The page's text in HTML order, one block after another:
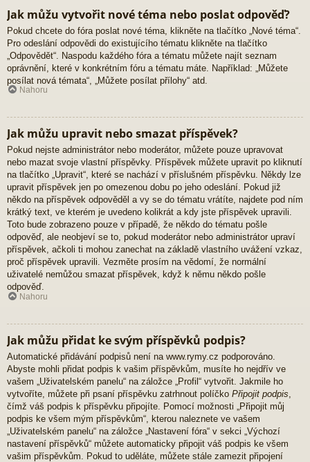
Jak můžu vytvořit nové téma nebo poslat odpověď?
Pokud chcete do fóra poslat nové téma, klikněte na tlačítko „Nové téma“.
Pro odeslání odpovědi do existujícího tématu klikněte na tlačítko
„Odpovědět“. Naspodu každého fóra a tématu můžete najít seznam
oprávnění, které v konkrétním fóru a tématu máte. Například: „Můžete
posílat nová témata“, „Můžete posílat přílohy“ atd.
Nahoru
Jak můžu upravit nebo smazat příspěvek?
Pokud nejste administrátor nebo moderátor, můžete pouze upravovat
nebo mazat svoje vlastní příspěvky. Příspěvek můžete upravit po kliknutí
na tlačítko „Upravit“, které se nachází v příslušném příspěvku. Někdy lze
upravit příspěvek jen po omezenou dobu po jeho odeslání. Pokud již
někdo na příspěvek odpověděl a vy se do tématu vrátíte, najdete pod ním
krátký text, ve kterém je uvedeno kolikrát a kdy jste příspěvek upravili.
Toto bude zobrazeno pouze v případě, že někdo do tématu pošle
odpověď, ale neobjeví se to, pokud moderátor nebo administrátor upraví
příspěvek, ačkoli ti mohou zanechat na základě vlastního uvážení vzkaz,
proč příspěvek upravili. Vezměte prosím na vědomí, že normální
uživatelé nemůžou smazat příspěvek, když k němu někdo pošle
odpověď.
Nahoru
Jak můžu přidat ke svým příspěvků podpis?
Automatické přidávání podpisů není na www.rymy.cz podporováno.
Abyste mohli přidat podpis k vašim příspěvkům, musíte ho nejdřív ve
vašem „Uživatelském panelu“ na záložce „Profil“ vytvořit. Jakmile ho
vytvoříte, můžete při psaní příspěvku zatrhnout políčko Připojit podpis
čímž váš podpis k příspěvku připojíte. Pomocí možnosti „Připojit můj
podpis ke všem mým příspěvkům“, kterou naleznete ve vašem
„Uživatelském panelu“ na záložce „Nastavení fóra“ v sekci „Výchozí
nastavení příspěvků“ můžete automaticky připojit váš podpis ke všem
vašim příspěvkům. Pokud to uděláte, můžete stále zamezit připojení